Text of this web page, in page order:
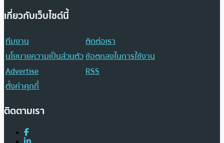
เกี่ยวกับเว็บไซต์นี้
ทีมงาน
ติดต่อเรา
นโยบายความเป็นส่วนตัวข้อตกลงในการใช้งาน
Advertise
RSS
ตั้งค่าคุกกี้
ติดตามเรา